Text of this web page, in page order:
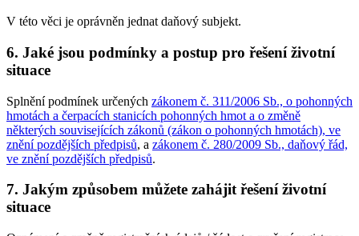
V této věci je oprávněn jednat daňový subjekt.
6. Jaké jsou podmínky a postup pro řešení životní
situace
Splnění podmínek určených zákonem č. 311/2006 Sb., o pohonných
hmotách a čerpacích stanicích pohonných hmot a o změně
některých souvisejících zákonů (zákon o pohonných hmotách), ve
znění pozdějších předpisů, a zákonem č. 280/2009 Sb., daňový řád,
ve znění pozdějších předpisů.
7. Jakým způsobem můžete zahájit řešení životní
situace